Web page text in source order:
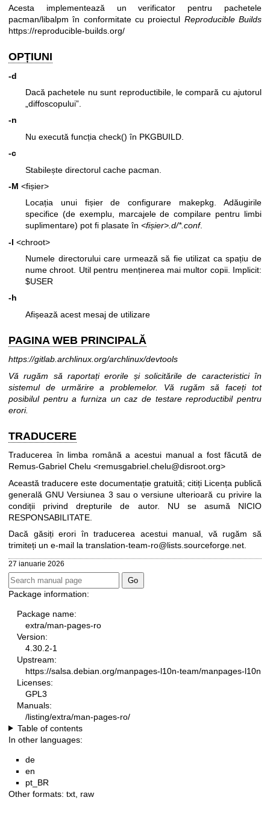
Acesta implementează un verificator pentru pachetele
pacman/libalpm în conformitate cu proiectul Reproducible Builds
https://reproducible-builds.org/
OPȚIUNI
-d
Dacă pachetele nu sunt reproductibile, le compară cu ajutorul
„diffoscopului”.
-n
Nu execută funcția check() în PKGBUILD.
-c
Stabilește directorul cache pacman.
-M <fișier>
Locația unui fișier de configurare makepkg. Adăugirile
specifice (de exemplu, marcajele de compilare pentru limbi
suplimentare) pot fi plasate în <fișier>.d/*.conf.
-l <chroot>
Numele directorului care urmează să fie utilizat ca spațiu de
nume chroot. Util pentru menținerea mai multor copii. Implicit:
$USER
-h
Afișează acest mesaj de utilizare
PAGINA WEB PRINCIPALĂ
https://gitlab.archlinux.org/archlinux/devtools
Vă rugăm să raportați erorile și solicitările de caracteristici în
sistemul de urmărire a problemelor. Vă rugăm să faceți tot
posibilul pentru a furniza un caz de testare reproductibil pentru
erori.
TRADUCERE
Traducerea în limba română a acestui manual a fost făcută de
Remus-Gabriel Chelu <remusgabriel.chelu@disroot.org>
Această traducere este documentație gratuită; citiți Licența publică
generală GNU Versiunea 3 sau o versiune ulterioară cu privire la
condiții privind drepturile de autor. NU se asumă NICIO
RESPONSABILITATE.
Dacă găsiți erori în traducerea acestui manual, vă rugăm să
trimiteți un e-mail la translation-team-ro@lists.sourceforge.net
27 ianuarie 2026
Package information:
Package name:
extra/man-pages-ro
Version:
4.30.2-1
Upstream:
https://salsa.debian.org/manpages-l10n-team/manpages-l10n
Licenses:
GPL3
Manuals:
/listing/extra/man-pages-ro/
Table of contents
In other languages:
de
en
pt_BR
Other formats: txt raw